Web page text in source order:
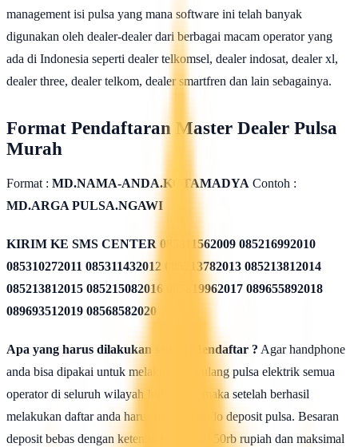
management isi pulsa yang mana software ini telah banyak
digunakan oleh dealer-dealer dari berbagai macam operator yang
ada di Indonesia seperti dealer telkomsel, dealer indosat, dealer xl,
dealer three, dealer telkom, dealer smartfren dan lain sebagainya.
Format Pendaftaran Master Dealer Pulsa
Murah
Format : MD.NAMA-ANDA.KOTAMADYA Contoh :
MD.ARGA PULSA.NGAWI
KIRIM KE SMS CENTER 085311562009 085216992010
085310272011 085311432012 085213782013 085213812014
085213812015 085215082016 085819962017 089655892018
089693512019 08568582020
Apa yang harus dilakukan seusai Mendaftar ? Agar handphone
anda bisa dipakai untuk melakukan isi ulang pulsa elektrik semua
operator di seluruh wilayah Indonesia, maka setelah berhasil
melakukan daftar anda harus mengisi saldo deposit pulsa. Besaran
deposit bebas dengan ketentuan minimal 50rb rupiah dan maksimal